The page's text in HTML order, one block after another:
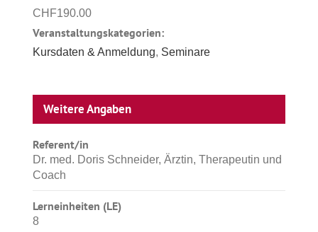
CHF190.00
Veranstaltungskategorien:
Kursdaten & Anmeldung, Seminare
Weitere Angaben
Referent/in
Dr. med. Doris Schneider, Ärztin, Therapeutin und
Coach
Lerneinheiten (LE)
8